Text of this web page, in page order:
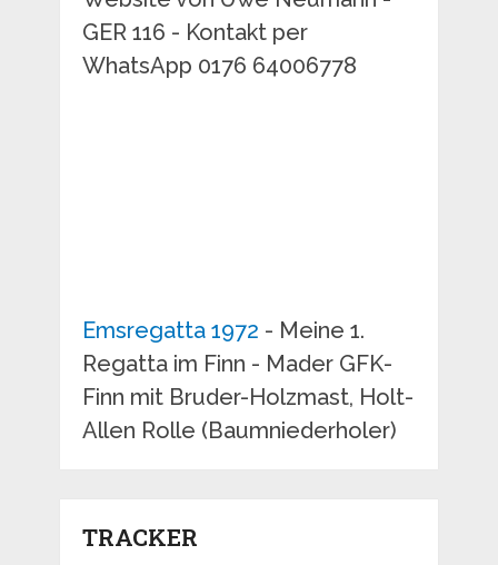
GER 116 - Kontakt per
WhatsApp 0176 64006778
Emsregatta 1972 - Meine 1.
Regatta im Finn - Mader GFK-
Finn mit Bruder-Holzmast, Holt-
Allen Rolle (Baumniederholer)
TRACKER